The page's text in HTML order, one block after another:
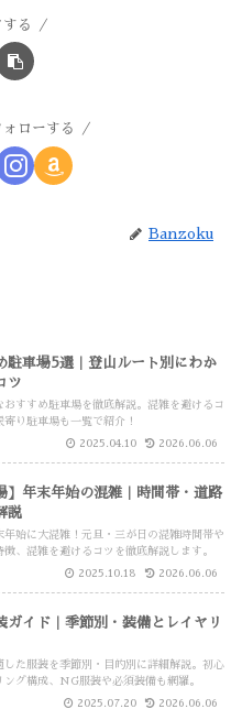
する
ローする
Banzoku
駐車場5選｜登山ルート別にわか
ツ
すすめ駐車場を徹底解説。混雑を避けるコ
り駐車場も一覧で紹介！
2025.04.10 2026.06.06
】年末年始の混雑｜時間帯・道路
説
年始に大混雑！元旦・三が日の混雑時間帯や
、混雑を避けるコツを徹底解説します。
2025.10.18 2026.06.06
ガイド｜季節別・装備とレイヤリ
した服装を季節別・目的別に詳細解説。初心
ング構成、NG服装や必須装備も網羅。
2025.07.20 2026.06.06